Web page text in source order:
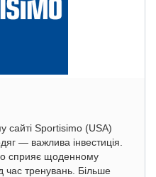
сайті Sportisimo (USA)
— важлива інвестиція.
сприяє щоденному
час тренувань. Більше